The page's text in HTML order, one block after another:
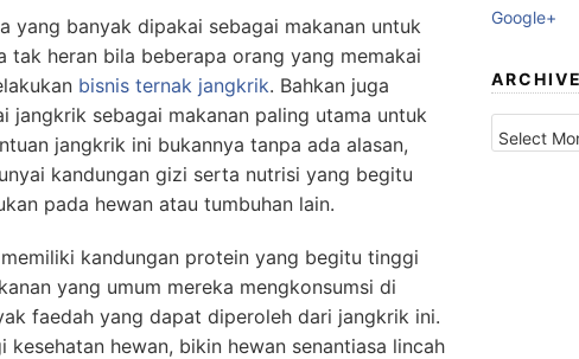
yang banyak dipakai sebagai makanan untuk
tak heran bila beberapa orang yang memakai
bisnis ternak jangkrik. Bahkan juga
jangkrik sebagai makanan paling utama untuk
jangkrik ini bukannya tanpa ada alasan,
kandungan gizi serta nutrisi yang begitu
pada hewan atau tumbuhan lain.
kandungan protein yang begitu tinggi
yang umum mereka mengkonsumsi di
faedah yang dapat diperoleh dari jangkrik ini.
kesehatan hewan, bikin hewan senantiasa lincah
Google+
Archives